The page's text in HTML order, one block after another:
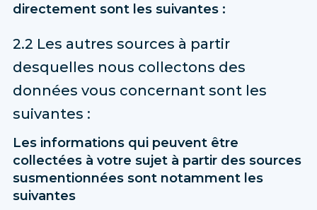
directement sont les suivantes :
2.2 Les autres sources à partir
desquelles nous collectons des
données vous concernant sont les
suivantes :
Les informations qui peuvent être
collectées à votre sujet à partir des sources
susmentionnées sont notamment les
suivantes